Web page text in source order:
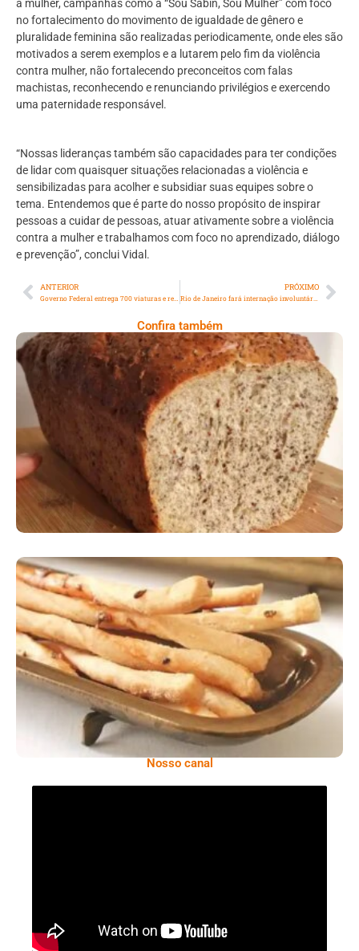
a mulher, campanhas como a “Sou Sabin, Sou Mulher” com foco
no fortalecimento do movimento de igualdade de gênero e
pluralidade feminina são realizadas periodicamente, onde eles são
motivados a serem exemplos e a lutarem pelo fim da violência
contra mulher, não fortalecendo preconceitos com falas
machistas, reconhecendo e renunciando privilégios e exercendo
uma paternidade responsável.
“Nossas lideranças também são capacidades para ter condições
de lidar com quaisquer situações relacionadas a violência e
sensibilizadas para acolher e subsidiar suas equipes sobre o
tema. Entendemos que é parte do nosso propósito de inspirar
pessoas a cuidar de pessoas, atuar ativamente sobre a violência
contra a mulher e trabalhamos com foco no aprendizado, diálogo
e prevenção”, conclui Vidal.
ANTERIOR PRÓXIMO
Rio de Janeiro fará internação involuntária em caso de risco à vida
Confira também
Comer Bem: Pão Low Carb
Comer Bem: Palitinhos De Cebola E Salsa
Nosso canal